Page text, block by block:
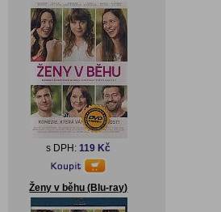
s DPH:119 Kč
Ženy v běhu (Blu-ray)